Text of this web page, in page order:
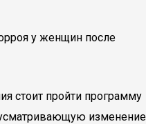
у женщин после
стоит пройти программу
изменение